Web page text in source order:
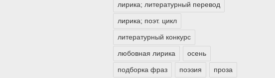
лирика; литературный перевод
лирика; поэт. цикл
литературный конкурс
любовная лирика осень
подборка фраз поэзия проза